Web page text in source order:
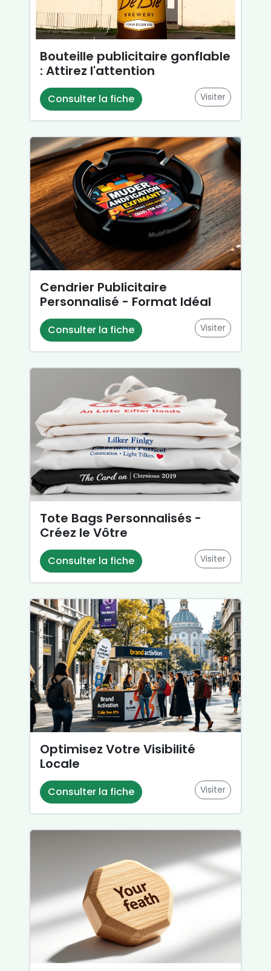
Bouteille publicitaire gonflable
: Attirez l'attention
Consulter la fiche Visiter
Cendrier Publicitaire
Personnalisé - Format Idéal
Consulter la fiche Visiter
Tote Bags Personnalisés -
Créez le Vôtre
Consulter la fiche Visiter
Optimisez Votre Visibilité
Locale
Consulter la fiche Visiter